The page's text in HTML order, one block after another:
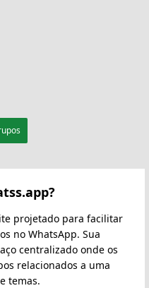
projetado para facilitar
no WhatsApp. Sua
centralizado onde os
relacionados a uma
temas.